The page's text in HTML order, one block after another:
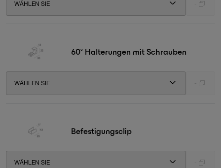
WÄHLEN SIE
60° Halterungen mit Schrauben
WÄHLEN SIE
Befestigungsclip
WÄHLEN SIE